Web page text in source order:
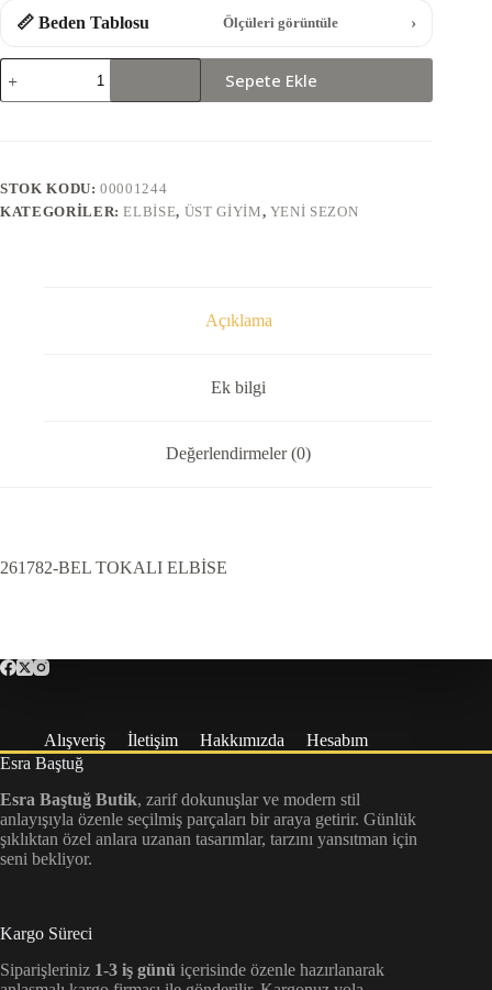
📏 Beden Tablosu Ölçüleri görüntüle ›
261782-
BEL
TOKALI
Sepete Ekle
STOK KODU:00001244
KATEGORILER:ELBISE, ÜST GIYIM, YENI SEZON
Açıklama
Ek bilgi
Değerlendirmeler (0)
261782-BEL TOKALI ELBİSE
Alışveriş İletişim Hakkımızda
Hesabım
Esra Baştuğ
Esra Baştuğ Butik, zarif dokunuşlar ve modern stil
anlayışıyla özenle seçilmiş parçaları bir araya getirir. Günlük
şıklıktan özel anlara uzanan tasarımlar, tarzını yansıtman için
seni bekliyor.
Kargo Süreci
Siparişleriniz 1-3 iş günü içerisinde özenle hazırlanarak